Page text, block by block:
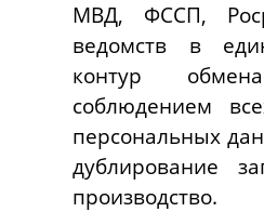
МВД, ФССП,
ведомств в
контур
соблюдением
персональных
дублирование
производство.